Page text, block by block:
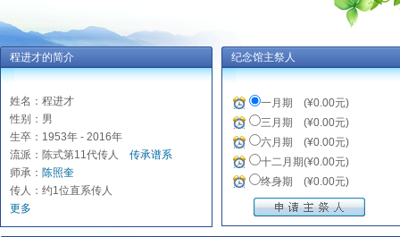
程进才的简介
姓名：程进才
性别：男
生卒：1953年 - 2016年
流派：陈式第11代传人 传承谱系
师承： 陈照奎
传人：约1位直系传人
更多
纪念馆主祭人
一月期 (¥0.00元)
三月期 (¥0.00元)
六月期 (¥0.00元)
十二月期(¥0.00元)
终身期 (¥0.00元)